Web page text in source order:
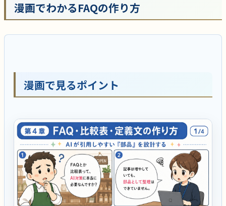
漫画でわかるFAQの作り方
漫画で見るポイント